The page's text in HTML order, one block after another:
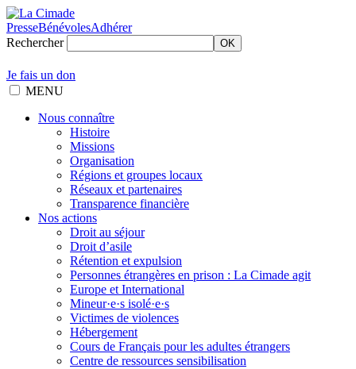
PresseBénévolesAdhérer
Rechercher
OK
Je fais un don
MENU
Nous connaître
Histoire
Missions
Organisation
Régions et groupes locaux
Réseaux et partenaires
Transparence financière
Nos actions
Droit au séjour
Droit d’asile
Rétention et expulsion
Personnes étrangères en prison : La Cimade agit
Europe et International
Mineur·e·s isolé·e·s
Victimes de violences
Hébergement
Cours de Français pour les adultes étrangers
Centre de ressources sensibilisation